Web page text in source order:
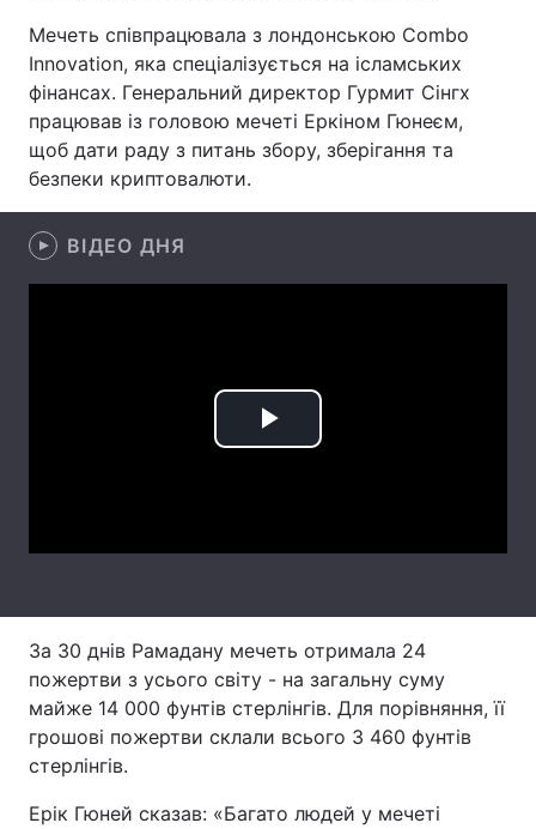
Техно і зв'язок Лайт
Зброя Інциденти
Здоров'я
Статті
Думки
Контакти
Послуги
Мечеть співпрацювала з лондонською Combo
Innovation, яка спеціалізується на ісламських
фінансах. Генеральний директор Гурмит Сінгх
працював із головою мечеті Еркіном Гюнеєм,
щоб дати раду з питань збору, зберігання та
безпеки криптовалюти.
ВІДЕО ДНЯ
Play
За 30 днів Рамадану мечеть отримала 24
пожертви з усього світу - на загальну суму
майже 14 000 фунтів стерлінгів. Для порівняння, її
грошові пожертви склали всього 3 460 фунтів
стерлінгів.
Ерік Гюней сказав: «Багато людей у мечеті